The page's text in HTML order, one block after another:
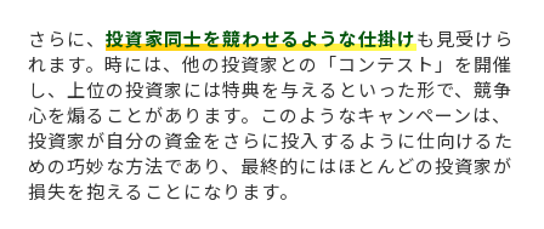
さらに、 投資家同士を競わせるような仕掛けも見受けら
れます。時には、他の投資家との「コンテスト」を開催
し、上位の投資家には特典を与えるといった形で、競争
心を煽ることがあります。このようなキャンペーンは、
投資家が自分の資金をさらに投入するように仕向けるた
めの巧妙な方法であり、最終的にはほとんどの投資家が
損失を抱えることになります。